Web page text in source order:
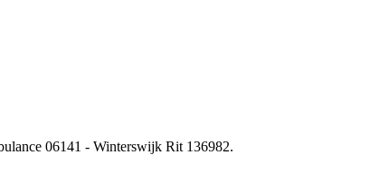
06141 - Winterswijk Rit 136982.